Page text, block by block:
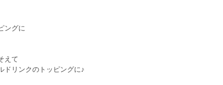
ングに
えて
ドリンクのトッピングに♪